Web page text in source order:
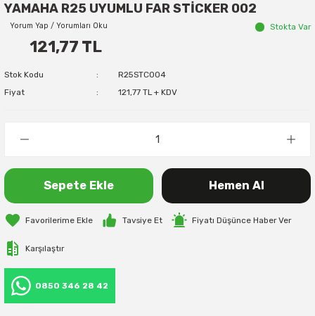
YAMAHA R25 UYUMLU FAR STİCKER 002
Yorum Yap / Yorumları Oku Stokta Var
121,77 TL
Stok Kodu
R25STC004
Fiyat
121,77 TL + KDV
Sepete Ekle Hemen Al
Tavsiye Et Fiyatı Düşünce Haber Ver
Karşılaştır
0850 346 28 42